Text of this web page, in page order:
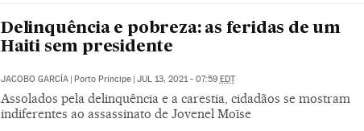
Delinquência e pobreza: as feridas de um
Haiti sem presidente
JACOBO GARCÍA | Porto Príncipe | JUL 13, 2021 - 07:59 EDT
Assolados pela delinquência e a carestia, cidadãos se mostram
indiferentes ao assassinato de Jovenel Moïse